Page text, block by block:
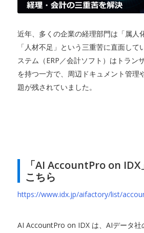
近年、多くの企業の経理部門は「属人
「人材不足」という三重苦に直面して
ステム（ERP／会計ソフト）はトラン
を持つ一方で、周辺ドキュメント管理
題が残されていました。
「AI AccountPro on
こちら
https://www.idx.jp/aifactory/list/
AI AccountPro on IDX は、AIデータ社